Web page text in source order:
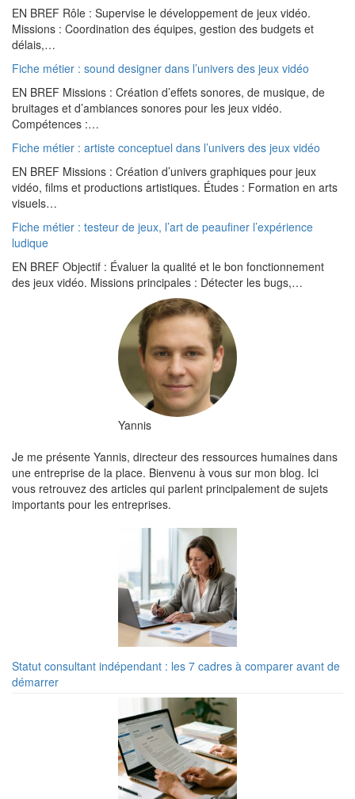
EN BREF Rôle : Supervise le développement de jeux vidéo.
Missions : Coordination des équipes, gestion des budgets et
délais,…
Fiche métier : sound designer dans l’univers des jeux vidéo
EN BREF Missions : Création d’effets sonores, de musique, de
bruitages et d’ambiances sonores pour les jeux vidéo.
Compétences :…
Fiche métier : artiste conceptuel dans l’univers des jeux vidéo
EN BREF Missions : Création d’univers graphiques pour jeux
vidéo, films et productions artistiques. Études : Formation en arts
visuels…
Fiche métier : testeur de jeux, l’art de peaufiner l’expérience
ludique
EN BREF Objectif : Évaluer la qualité et le bon fonctionnement
des jeux vidéo. Missions principales : Détecter les bugs,…
Yannis
Je me présente Yannis, directeur des ressources humaines dans
une entreprise de la place. Bienvenu à vous sur mon blog. Ici
vous retrouvez des articles qui parlent principalement de sujets
importants pour les entreprises.
Statut consultant indépendant : les 7 cadres à comparer avant de
démarrer